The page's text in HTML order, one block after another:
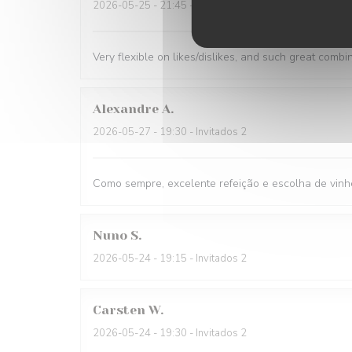
2026-05-25 - 21:45 - Invitados 1
Very flexible on likes/dislikes, and such great
Alexandre A
2026-05-27 - 19:30 - Invitados 2
Como sempre, excelente refeição e escolha de
Nuno S
2026-05-24 - 19:15 - Invitados 2
Carsten W
2026-05-24 - 19:30 - Invitados 2